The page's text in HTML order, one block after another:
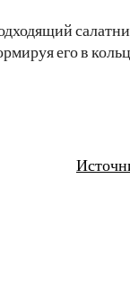
его в